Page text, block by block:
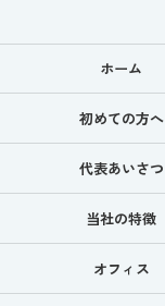
ホーム
初めての方へ
代表あいさつ
当社の特徴
オフィス